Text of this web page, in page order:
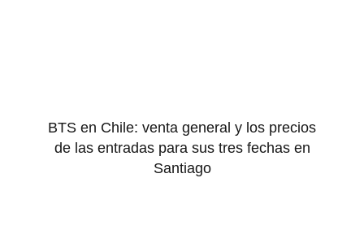
BTS en Chile: venta general y los precios
de las entradas para sus tres fechas en
Santiago